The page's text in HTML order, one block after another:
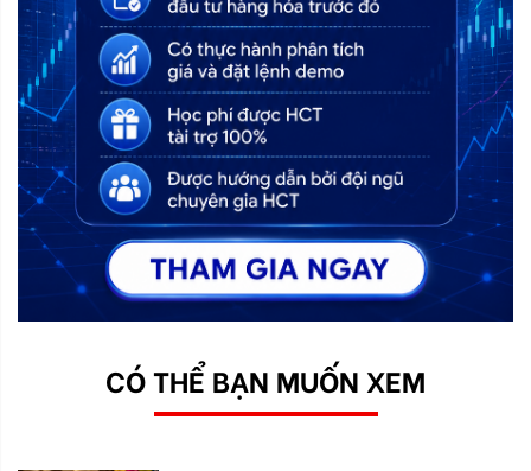
CÓ THỂ BẠN MUỐN XEM